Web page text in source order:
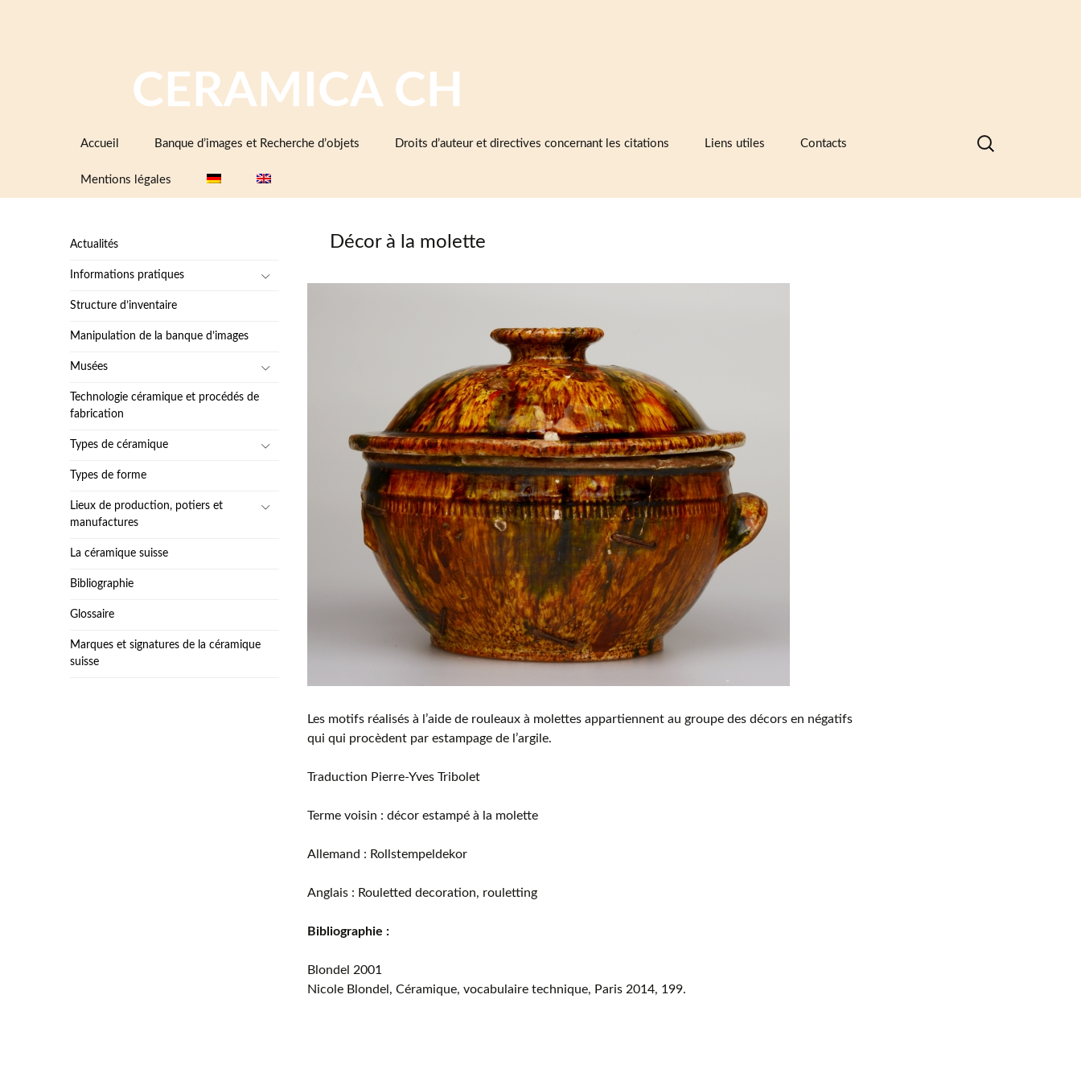
CERAMICA CH
contenu
Accueil Banque d’images et Recherche d’objets Droits d’auteur et directives concernant les citations Liens utiles
compris les partenaires du projet)
Contacts
Mentions légales
Rechercher :
Décor à la molette
Les motifs réalisés à l’aide de rouleaux à molettes appartiennent au groupe des décors en négatifs
qui qui procèdent par estampage de l’argile.
Traduction Pierre-Yves Tribolet
Terme voisin : décor estampé à la molette
Allemand : Rollstempeldekor
Anglais : Rouletted decoration, rouletting
Bibliographie :
Blondel 2001
Nicole Blondel, Céramique, vocabulaire technique, Paris 2014, 199.
Actualités
Informations pratiques
Structure d’inventaire
Manipulation de la banque d’images
Musées
Technologie céramique et procédés de
fabrication
Types de céramique
Types de forme
Lieux de production, potiers et
manufactures
La céramique suisse
Bibliographie
Glossaire
Marques et signatures de la céramique
suisse